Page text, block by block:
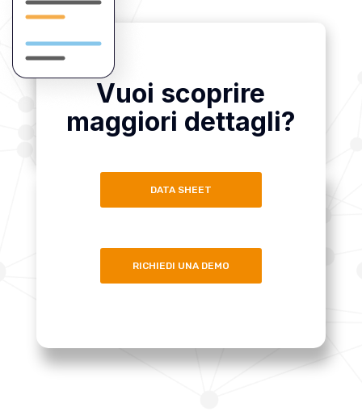
Vuoi scoprire
maggiori dettagli?
DATA SHEET
RICHIEDI UNA DEMO